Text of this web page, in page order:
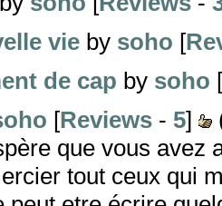
vie by soho [
de cap by soho [
[Reviews - 5]
que vous avez
tout ceux qui